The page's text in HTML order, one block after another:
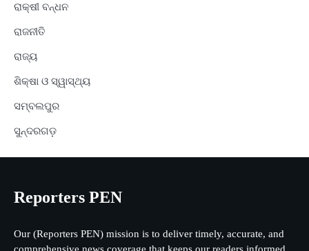
ରାକ୍ଷୀ ବନ୍ଧନ
ରାଜନୀତି
ରାଜ୍ୟ
ଶିକ୍ଷା ଓ ସ୍ୱାସ୍ଥ୍ୟ
ସମ୍ବଲପୁର
ସୁନ୍ଦରଗଡ଼
Reporters PEN
Our (Reporters PEN) mission is to deliver timely, accurate, and